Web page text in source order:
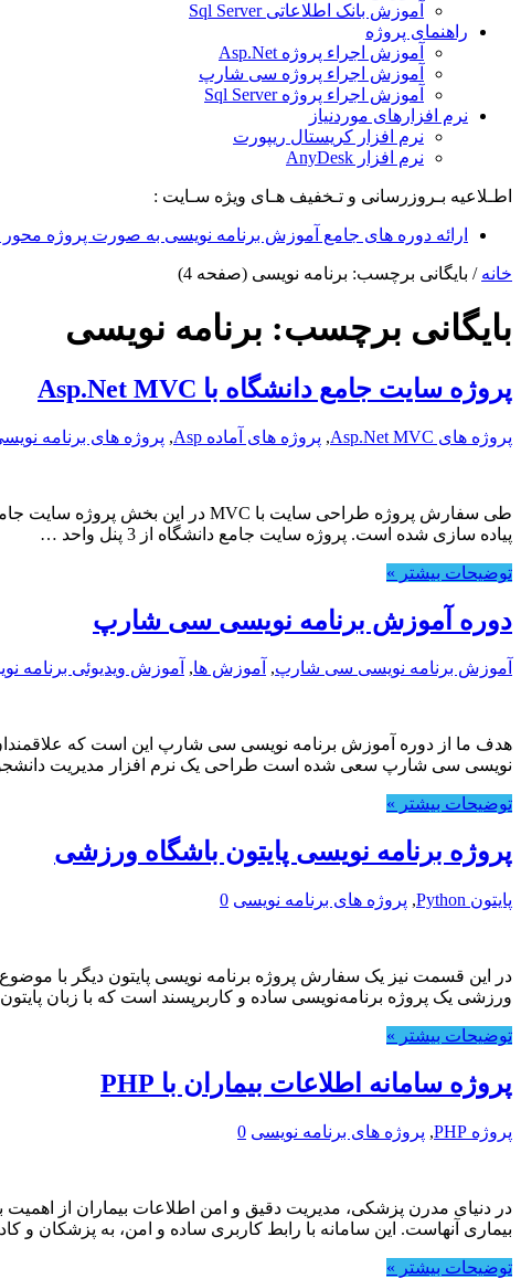
آموزش بانک اطلاعاتی Sql Server
راهنمای پروژه
آموزش اجراء پروژه Asp.Net
آموزش اجراء پروژه سی شارپ
آموزش اجراء پروژه Sql Server
نرم افزارهای موردنیاز
نرم افزار کریستال ریپورت
نرم افزار AnyDesk
اطـلاعیه بـروزرسانی و تـخفیف هـای ویژه سـایت :
ارائه دوره های جامع آموزش برنامه نویسی به صورت پروژه
خانه / بایگانی برچسب: برنامه نویسی (صفحه 4)
بایگانی برچسب: برنامه نویسی
پروژه سایت جامع دانشگاه با Asp.Net MVC
پروژه های Asp.Net MVC , پروژه های آماده Asp , پروژه های برنامه
پیاده سازی شده است. پروژه سایت جامع دانشگاه از 3 پنل واحد …
توضیحات بیشتر »
دوره آموزش برنامه نویسی سی شارپ
آموزش برنامه نویسی سی شارپ, آموزش ها, آموزش ویدیوئی برنامه
هدف ما از دوره آموزش برنامه نویسی سی شارپ این است که علاقمندان
نویسی سی شارپ سعی شده است طراحی یک نرم افزار مدیریت
توضیحات بیشتر »
پروژه برنامه نویسی پایتون باشگاه ورزشی
پایتون Python , پروژه های برنامه نویسی 0
در این قسمت نیز یک سفارش پروژه برنامه نویسی پایتون دیگر با
ورزشی یک پروژه برنامه‌نویسی ساده و کاربرپسند است که با زبان پایتون
توضیحات بیشتر »
پروژه سامانه اطلاعات بیماران با PHP
پروژه PHP , پروژه های برنامه نویسی 0
بیماری آنهاست. این سامانه با رابط کاربری ساده و امن، به پزشکان
توضیحات بیشتر »